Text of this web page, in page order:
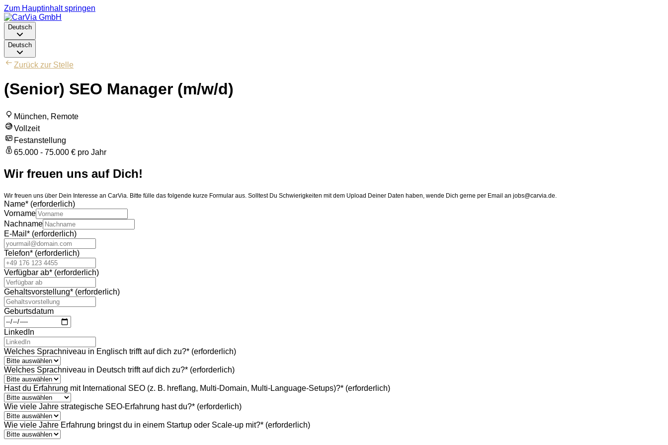
Zum Hauptinhalt springen
Deutsch
Deutsch
Zurück zur Stelle
(Senior) SEO Manager (m/w/d)
München, Remote
Vollzeit
Festanstellung
65.000 - 75.000 € pro Jahr
Wir freuen uns auf Dich!
Wir freuen uns über Dein Interesse an CarVia. Bitte fülle das folgende kurze Formular aus. Solltest Du Schwierigkeiten mit dem Upload Deiner Daten haben, wende Dich gerne per Email an jobs@carvia.de.
Name* (erforderlich)
Vorname
Nachname
E-Mail * (erforderlich)
Telefon* (erforderlich)
Verfügbar ab* (erforderlich)
Gehaltsvorstellung* (erforderlich)
Geburtsdatum
LinkedIn
Welches Sprachniveau in Englisch trifft auf dich zu?* (erforderlich)
Welches Sprachniveau in Deutsch trifft auf dich zu?* (erforderlich)
Hast du Erfahrung mit International SEO (z. B. hreflang, Multi-Domain, Multi-Language-Setups)?* (erforderlich)
Wie viele Jahre strategische SEO-Erfahrung hast du?* (erforderlich)
Wie viele Jahre Erfahrung bringst du in einem Startup oder Scale-up mit?* (erforderlich)